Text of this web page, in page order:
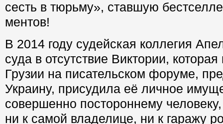
сесть в тюрьму», ставшую
ментов!
В 2014 году судейская коллегия
суда в отсутствие Виктории,
Грузии на писательском форуме,
Украину, присудила её личное
совершенно постороннему
ни к самой владелице, ни к гаражу